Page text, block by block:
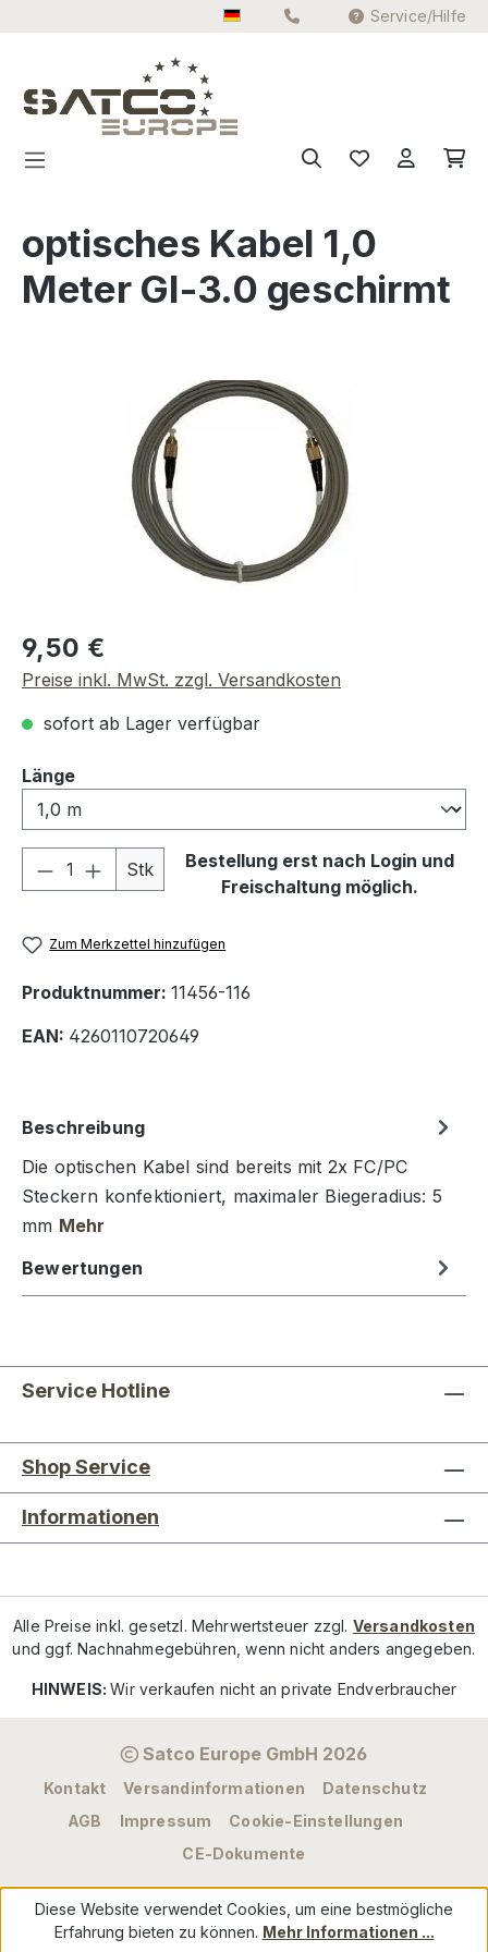
Zum Hauptinhalt springen Service/Hilfe
optisches Kabel 1,0
Meter GI-3.0 geschirmt
Bildergalerie überspringen
Regulärer Preis:
9,50 €
Preise inkl. MwSt. zzgl. Versandkosten
sofort ab Lager verfügbar
Längeauswählen
Produkt Anzahl: Gib den
Stk
Bestellung erst nach Login und
Freischaltung möglich.
Zum Merkzettel hinzufügen
Produktnummer: 11456-116
EAN: 4260110720649
Beschreibung
Die optischen Kabel sind bereits mit 2x FC/PC
Steckern konfektioniert, maximaler Biegeradius: 5
mm Mehr
Bewertungen
Service Hotline
Shop Service
Informationen
Alle Preise inkl. gesetzl. Mehrwertsteuer zzgl. Versandkosten
und ggf. Nachnahmegebühren, wenn nicht anders angegeben.
HINWEIS:Wir verkaufen nicht an private Endverbraucher
Satco Europe GmbH 2026
Kontakt Versandinformationen
Datenschutz
AGB
Impressum
Cookie-Einstellungen
CE-Dokumente
Diese Website verwendet Cookies, um eine bestmögliche
Erfahrung bieten zu können. Mehr Informationen ...